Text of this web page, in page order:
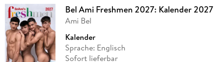
Bel Ami Freshmen 2027: Kalender 2027
Ami Bel
Kalender
Sprache: Englisch
Sofort lieferbar